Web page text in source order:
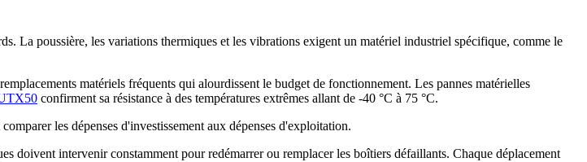
La poussière, les variations thermiques et les vibrations exigent un matériel industriel spécifique, comme le
matériels fréquents qui alourdissent le budget de fonctionnement. Les pannes matérielles
confirment sa résistance à des températures extrêmes allant de -40 °C à 75 °C.
les dépenses d'investissement aux dépenses d'exploitation.
intervenir constamment pour redémarrer ou remplacer les boîtiers défaillants. Chaque déplacement